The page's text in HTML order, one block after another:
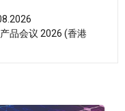
品会议 2026 (香港
2026 (香港会议展